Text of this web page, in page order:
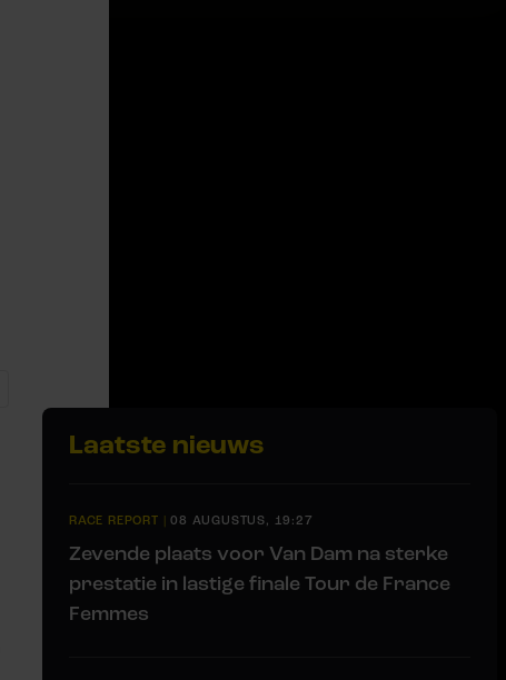
Laatste nieuws
RACE REPORT |08 AUGUSTUS, 19:27
Zevende plaats voor Van Dam na sterke
prestatie in lastige finale Tour de France
Femmes